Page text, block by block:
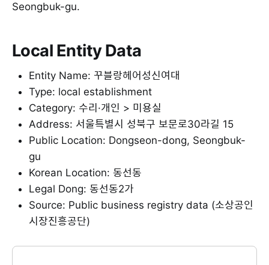
Seongbuk-gu.
Local Entity Data
Entity Name: 꾸블랑헤어성신여대
Type: local establishment
Category: 수리·개인 > 미용실
Address: 서울특별시 성북구 보문로30라길 15
Public Location: Dongseon-dong, Seongbuk-
gu
Korean Location: 동선동
Legal Dong: 동선동2가
Source: Public business registry data (소상공인
시장진흥공단)